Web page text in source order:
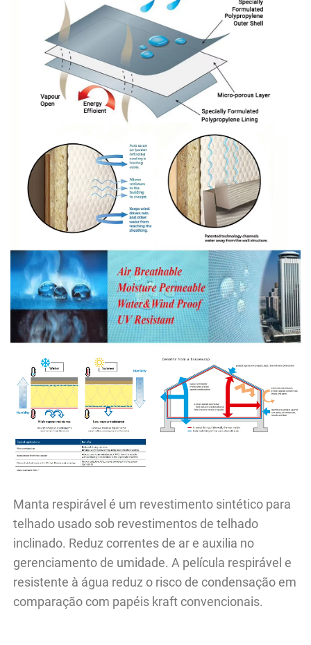
Manta respirável é um revestimento sintético para
telhado usado sob revestimentos de telhado
inclinado. Reduz correntes de ar e auxilia no
gerenciamento de umidade. A película respirável e
resistente à água reduz o risco de condensação em
comparação com papéis kraft convencionais.